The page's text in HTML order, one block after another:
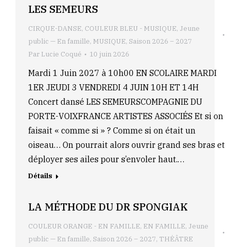
LES SEMEURS
CIRQUE-DANSE, COULEUR BLEU - MUSIQUE, Jeune
public — En famille, MUSIQUE, Saison 2026 – 2027
Par Lucie Coqué 10 juin 2026
Mardi 1 Juin 2027 à 10h00 EN SCOLAIRE MARDI
1ER JEUDI 3 VENDREDI 4 JUIN 10H ET 14H
Concert dansé LES SEMEURSCOMPAGNIE DU
PORTE-VOIXFRANCE ARTISTES ASSOCIÉS Et si on
faisait « comme si » ? Comme si on était un
oiseau… On pourrait alors ouvrir grand ses bras et
déployer ses ailes pour s’envoler haut.…
Détails
LA MÉTHODE DU DR SPONGIAK
COULEUR ORANGE - EN FAMILLE, EN FAMILLE, Jeune
public — En famille, Saison 2026 – 2027, THÉÂTRE